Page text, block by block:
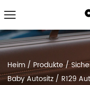
Heim / Produkte/
Baby Autositz / R129